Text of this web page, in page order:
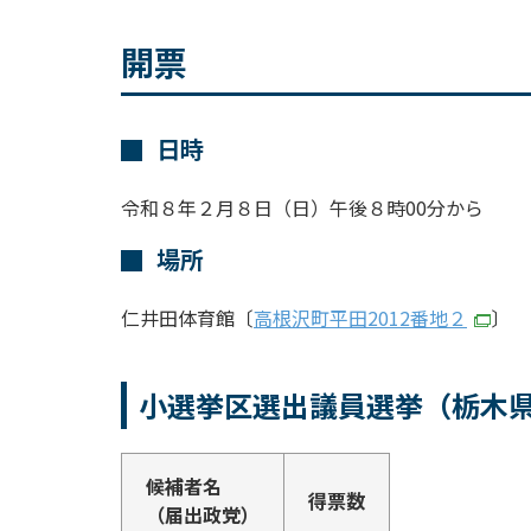
開票
日時
令和８年２月８日（日）午後８時00分から
場所
仁井田体育館〔高根沢町平田2012番地２ 〕
小選挙区選出議員選挙（栃木
候補者名
（届出政党）
得票数